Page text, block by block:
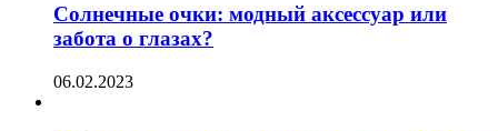
Солнечные очки: модный аксессуар или
забота о глазах?
06.02.2023